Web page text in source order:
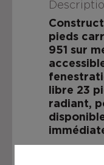
pieds
951 sur
libre 23
radiant,